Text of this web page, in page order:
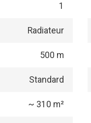
1
Radiateur
500 m
Standard
~ 310 m²